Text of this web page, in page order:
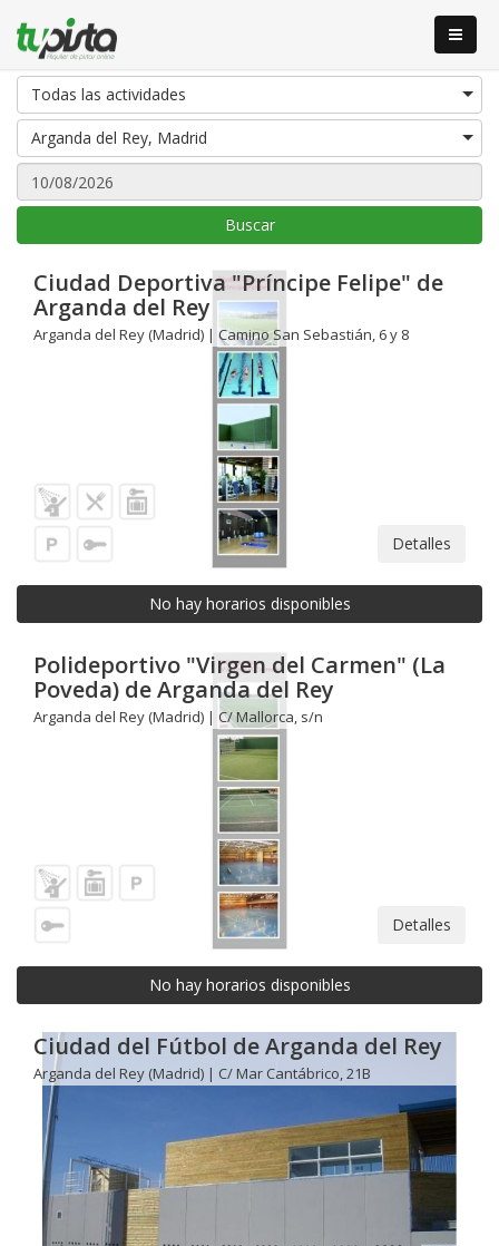
Todas las actividades
Arganda del Rey, Madrid
Buscar
Ciudad Deportiva "Príncipe Felipe" de
Arganda del Rey
Arganda del Rey (Madrid) | Camino San Sebastián, 6 y 8
Detalles
No hay horarios disponibles
Polideportivo "Virgen del Carmen" (La
Poveda) de Arganda del Rey
Arganda del Rey (Madrid) | C/ Mallorca, s/n
Detalles
No hay horarios disponibles
Ciudad del Fútbol de Arganda del Rey
Arganda del Rey (Madrid) | C/ Mar Cantábrico, 21B